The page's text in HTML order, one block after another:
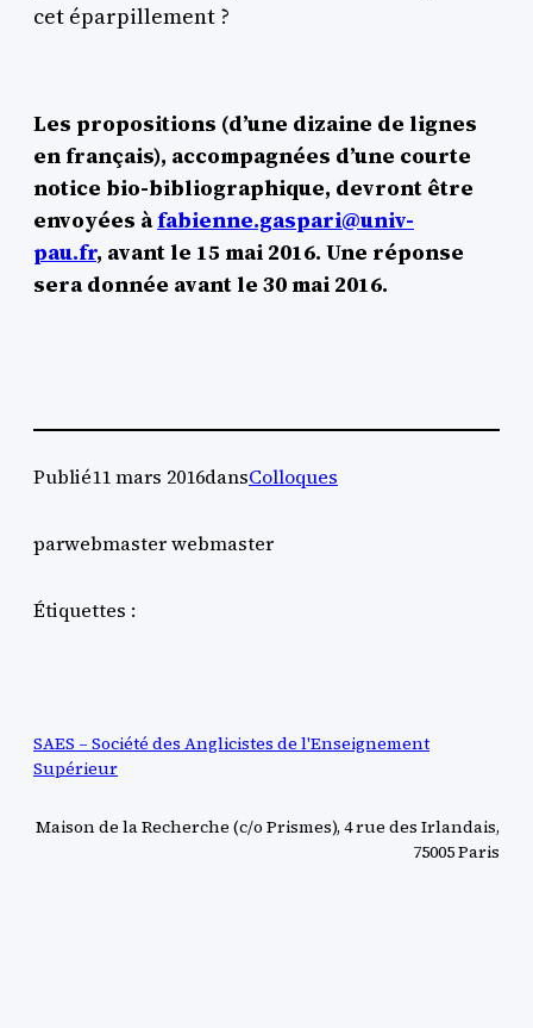
cet éparpillement ?
Les propositions (d’une dizaine de lignes
en français), accompagnées d’une courte
notice bio-bibliographique, devront être
envoyées àfabienne.gaspari@univ-
pau.fr, avant le 15 mai 2016. Une réponse
sera donnée avant le 30 mai 2016.
Publié11 mars 2016dansColloques
parwebmaster webmaster
Étiquettes :
SAES – Société des Anglicistes de l'Enseignement
Supérieur
Maison de la Recherche (c/o Prismes), 4 rue des Irlandais,
75005 Paris